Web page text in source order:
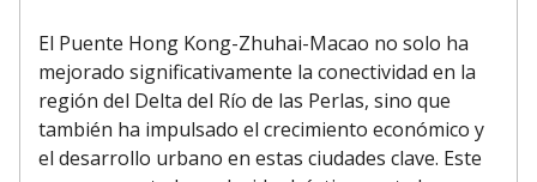
El Puente Hong Kong-Zhuhai-Macao no solo ha
mejorado significativamente la conectividad en la
región del Delta del Río de las Perlas, sino que
también ha impulsado el crecimiento económico y
el desarrollo urbano en estas ciudades clave. Este